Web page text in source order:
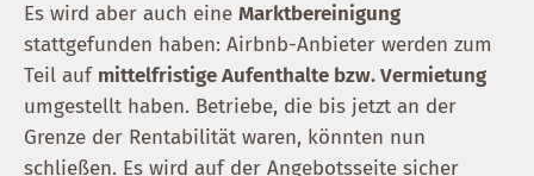
Es wird aber auch eine Marktbereinigung
stattgefunden haben: Airbnb-Anbieter werden zum
Teil auf mittelfristige Aufenthalte bzw. Vermietung
umgestellt haben. Betriebe, die bis jetzt an der
Grenze der Rentabilität waren, könnten nun
schließen. Es wird auf der Angebotsseite sicher